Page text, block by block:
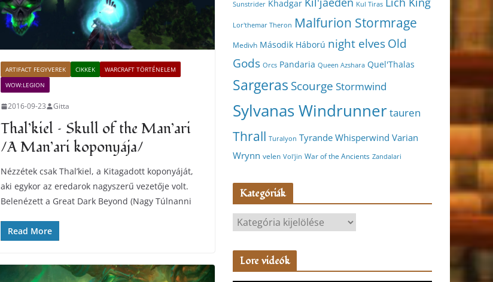
ARTIFACT FEGYVEREK CIKKEK
WARCRAFT TÖRTÉNELEM
WOW:LEGION
2016-09-23 Gitta
Thal’kiel – Skull of the Man’ari
/A Man’ari koponyája/
Nézzétek csak Thal’kiel, a Kitagadott koponyáját,
aki egykor az eredarok nagyszerű vezetője volt.
Belenézett a Great Dark Beyond (Nagy Túlnanni
Read More
Sunstrider Khadgar Kul Tiras
Lor'themar Theron Malfurion Stormrage
Medivh Második Háború night elvesOld
Gods Orcs Pandaria Queen Azshara Quel'Thalas
Sargeras Scourge Stormwind
Sylvanas Windrunnertauren
Thrall Turalyon Tyrande Whisperwind Varian
Wrynn velen Vol'jin War of the Ancients Zandalari
Kategóriák
a
t
g
Lore videók